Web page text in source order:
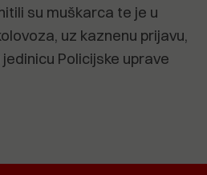
su muškarca te je u
uz kaznenu prijavu,
Policijske uprave